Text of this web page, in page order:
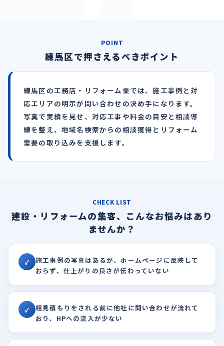
POINT
練馬区で押さえるべきポイント
練馬区の工務店・リフォーム業では、施工事例と対
応エリアの明示が問い合わせの決め手になります。
写真で実績を見せ、対応工事や料金の目安と相談導
線を整え、地域名検索からの相談獲得とリフォーム
需要の取り込みを支援します。
CHECK LIST
建設・リフォームの集客、こんなお悩みはあり
ませんか？
✓
施工事例の写真はあるが、ホームページに反映して
おらず、仕上がりの良さが伝わっていない
✓
相見積もりをされる前に他社に問い合わせが流れて
おり、HPへの流入が少ない